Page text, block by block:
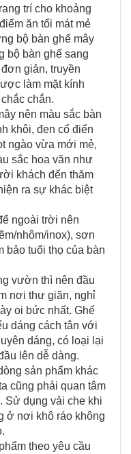
trí cho khoảng
ăn tối mát mẻ
bộ bàn ghế mây
bộ bàn ghế sang
giản, truyền
làm mặt kính
chắn.
nên màu sắc bàn
khôi, đen cổ điển
ngào vừa mới mẻ,
sắc hoa văn như
khách đến thăm
ra sự khác biệt
ngoài trời nên
nhôm/inox), sơn
bảo tuổi thọ của bàn
vườn thì nên đầu
nơi thư giãn, nghỉ
oi bức nhất. Ghế
dáng cách tân với
dáng, có loại lại
lên dễ dàng.
sản phẩm khác
cũng phải quan tâm
Sử dụng vải che khi
ở nơi khô ráo không
theo yêu cầu